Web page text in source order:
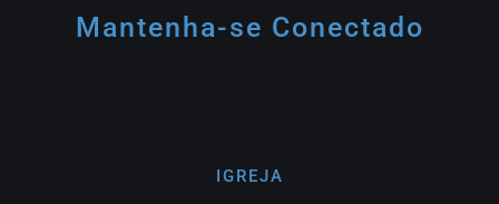
Mantenha-se Conectado
IGREJA